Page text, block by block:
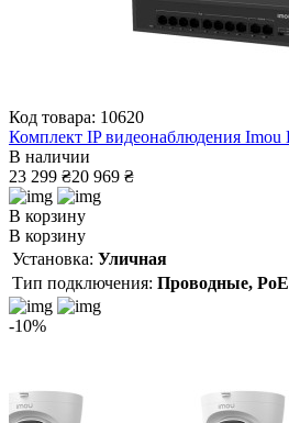
Код товара: 10620
Комплект IP видеонаблюдения
В наличии
23 299 ₴20 969 ₴
В корзину
В корзину
Установка: Уличная
Тип подключения: Проводные,
-10%